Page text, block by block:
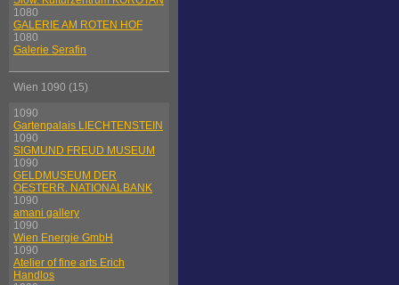
1080
GALERIE AM ROTEN HOF
1080
Galerie Serafin
Wien 1090 (15)
1090
Gartenpalais LIECHTENSTEIN
1090
SIGMUND FREUD MUSEUM
1090
GELDMUSEUM DER
OESTERR. NATIONALBANK
1090
amani gallery
1090
Wien Energie GmbH
1090
Atelier of fine arts Erich
Handlos